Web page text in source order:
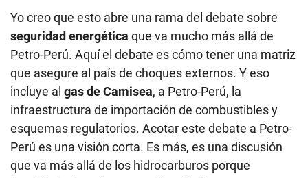
Perú es una visión corta. Es más, es una discusión
que va más allá de los hidrocarburos porque
también incluye la generación eléctrica.
Seguir temas Petro-Perú Refinería De Talara
Conforme a los criterios de
Tipo de trabajo:
Entrevista